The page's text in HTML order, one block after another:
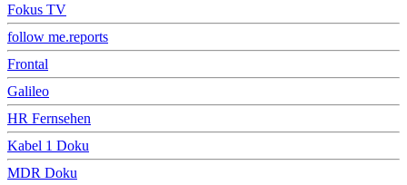
Fokus TV
follow me.reports
Frontal
Galileo
HR Fernsehen
Kabel 1 Doku
MDR Doku